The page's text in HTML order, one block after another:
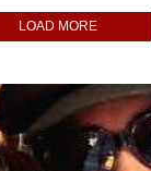
LOAD MORE